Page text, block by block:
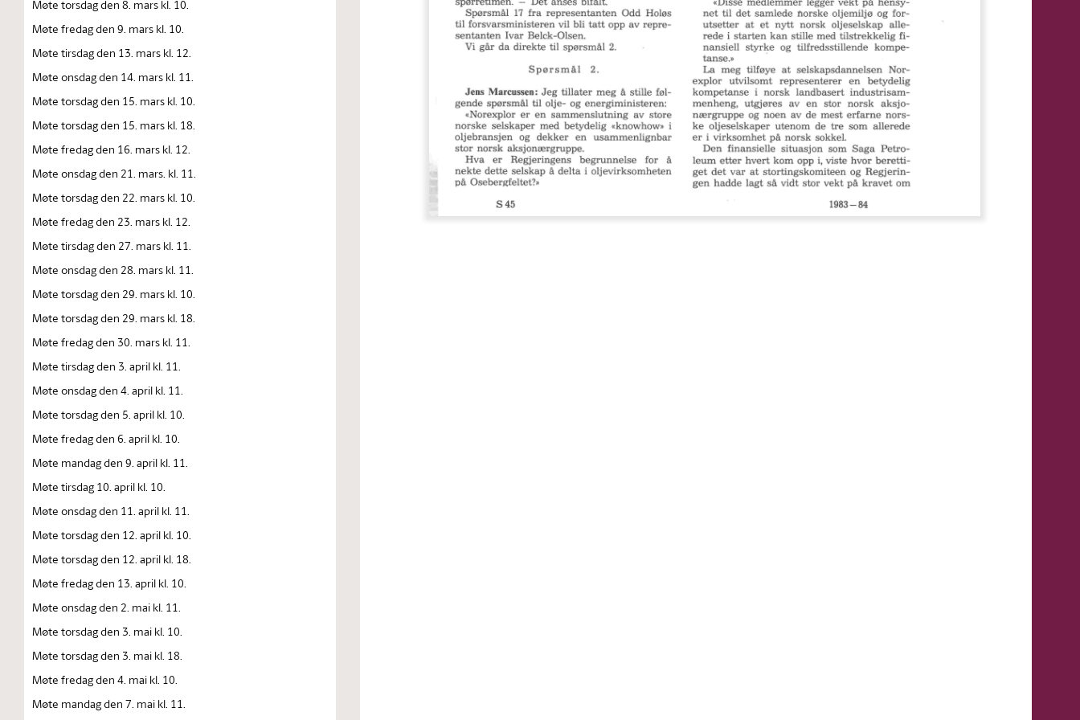
Møte torsdag den 8. mars kl. 10.
Møte fredag den 9. mars kl. 10.
Møte tirsdag den 13. mars kl. 12.
Møte onsdag den 14. mars kl. 11.
Møte torsdag den 15. mars kl. 10.
Møte torsdag den 15. mars kl. 18.
Møte fredag den 16. mars kl. 12.
Møte onsdag den 21. mars. kl. 11.
Møte torsdag den 22. mars kl. 10.
Møte fredag den 23. mars kl. 12.
Møte tirsdag den 27. mars kl. 11.
Møte onsdag den 28. mars kl. 11.
Møte torsdag den 29. mars kl. 10.
Møte torsdag den 29. mars kl. 18.
Møte fredag den 30. mars kl. 11.
Møte tirsdag den 3. april kl. 11.
Møte onsdag den 4. april kl. 11.
Møte torsdag den 5. april kl. 10.
Møte fredag den 6. april kl. 10.
Møte mandag den 9. april kl. 11.
Møte tirsdag 10. april kl. 10.
Møte onsdag den 11. april kl. 11.
Møte torsdag den 12. april kl. 10.
Møte torsdag den 12. april kl. 18.
Møte fredag den 13. april kl. 10.
Møte onsdag den 2. mai kl. 11.
Møte torsdag den 3. mai kl. 10.
Møte torsdag den 3. mai kl. 18.
Møte fredag den 4. mai kl. 10.
Møte mandag den 7. mai kl. 11.